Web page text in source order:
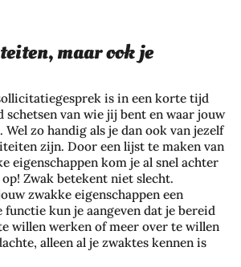
maar ook je
is in een korte tijd
schetsen van wie jij bent en waar jouw
zo handig als je dan ook van jezelf
zijn. Door een lijst te maken van
eigenschappen kom je al snel achter
Zwak betekent niet slecht.
zwakke eigenschappen een
kun je aangeven dat je bereid
willen werken of meer over te willen
alleen al je zwaktes kennen is